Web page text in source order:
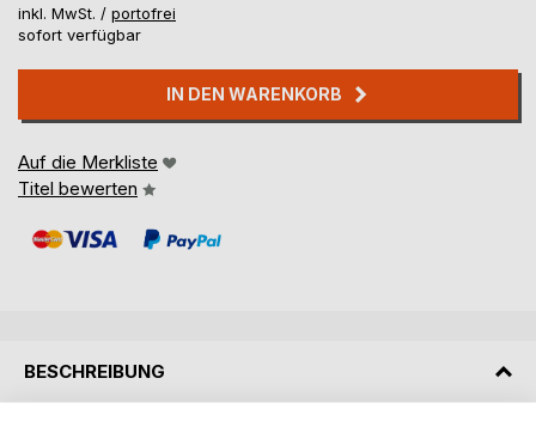
inkl. MwSt. / portofrei
sofort verfügbar
IN DEN WARENKORB
Auf die Merkliste
Titel bewerten
BESCHREIBUNG